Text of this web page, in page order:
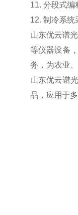
11. 分段式编
12. 制冷系
山东优云谱
等仪器设备
务，为农业
山东优云谱
品，应用于